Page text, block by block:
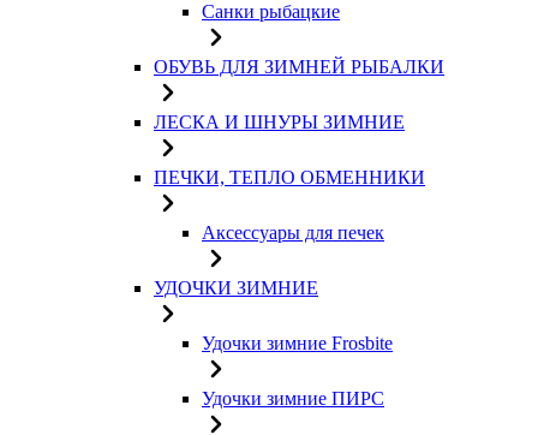
Санки рыбацкие
ОБУВЬ ДЛЯ ЗИМНЕЙ РЫБАЛКИ
ЛЕСКА И ШНУРЫ ЗИМНИЕ
ПЕЧКИ, ТЕПЛО ОБМЕННИКИ
Аксессуары для печек
УДОЧКИ ЗИМНИЕ
Удочки зимние Frosbite
Удочки зимние ПИРС